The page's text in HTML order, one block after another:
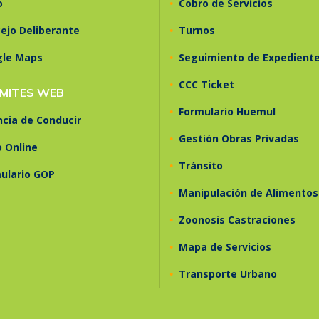
Deliberante
Maps
WEB
de Conducir
Online
GOP
• Cobro de Servicios
• Turnos
• Seguimiento de
• CCC Ticket
• Formulario Huemul
• Gestión Obras Privadas
• Tránsito
• Manipulación de Alimentos
• Zoonosis Castraciones
• Mapa de Servicios
• Transporte Urbano